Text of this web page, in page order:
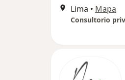
Lima • Mapa
Consultorio